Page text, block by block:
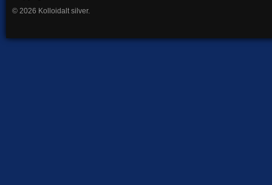
© 2026 Kolloidalt silver.